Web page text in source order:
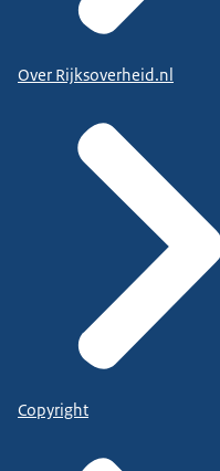
Over Rijksoverheid.nl
Copyright